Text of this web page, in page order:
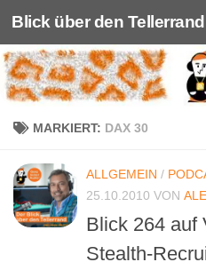
Unter dem Inhalt
Blick über den Tellerrand
MARKIERT: DAX 30
ALLGEMEIN /
25.10.2010 VON
Blick 264 auf
Stealth-